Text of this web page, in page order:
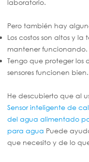
laboratorio.
Pero también hay
Los costos son altos y
mantener funcionando.
Tengo que proteger los
sensores funcionen bien.
He descubierto que al
Sensor inteligente de
del agua alimentado
para agua Puede
que necesito y de lo